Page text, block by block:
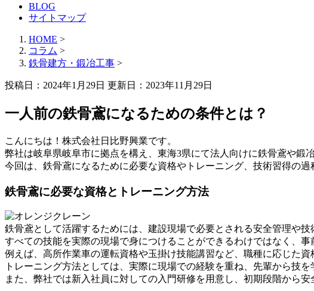
BLOG
サイトマップ
HOME >
コラム >
鉄骨建方・鍛冶工事 >
投稿日：2024年1月29日 更新日： 2023年11月29日
一人前の鉄骨鳶になるための条件とは？
こんにちは！株式会社日比野興業です。
弊社は岐阜県岐阜市に拠点を構え、東海3県にて法人向けに鉄骨鳶や鍛
今回は、鉄骨鳶になるために必要な資格やトレーニング、技術習得の
鉄骨鳶に必要な資格とトレーニング方法
鉄骨鳶として活躍するためには、建設現場で必要とされる安全管理や技
すべての技能を実際の現場で身につけることができるわけではなく、
例えば、高所作業車の運転資格や玉掛け技能講習など、職種に応じた資
トレーニング方法としては、実際に現場での経験を重ね、先輩から技を
また、弊社では新入社員に対しての入門研修を用意し、初期段階から